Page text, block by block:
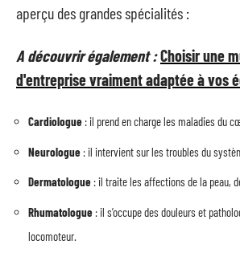
aperçu des grandes spécialités :
A découvrir également :Choisir une
d'entreprise vraiment adaptée à vos
Cardiologue : il prend en charge les maladies du
Neurologue : il intervient sur les troubles du
Dermatologue : il traite les affections de la peau,
Rhumatologue : il s’occupe des douleurs et
locomoteur.